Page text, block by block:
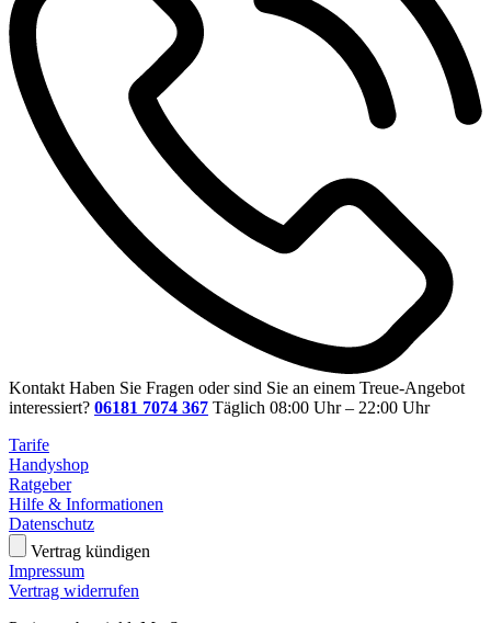
Kontakt Haben Sie Fragen oder sind Sie an einem Treue-Angebot
interessiert? 06181 7074 367 Täglich 08:00 Uhr – 22:00 Uhr
Tarife
Handyshop
Ratgeber
Hilfe & Informationen
Datenschutz
Vertrag kündigen
Impressum
Vertrag widerrufen